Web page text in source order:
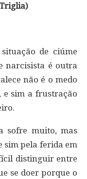
de ciúme
narcisista é outra
não é o medo
e sim a frustração
sofre muito, mas
sim pela ferida em
distinguir entre
se doer porque o